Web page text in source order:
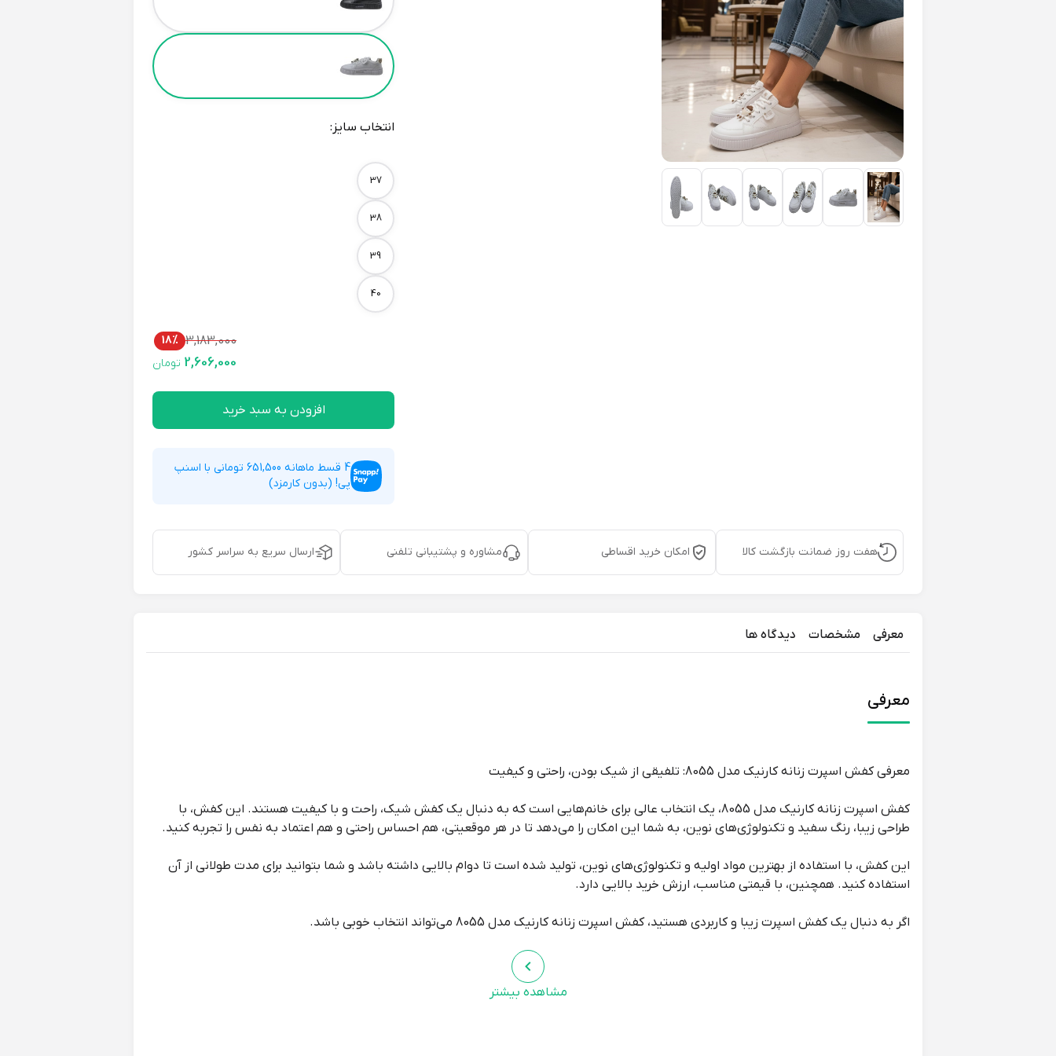
انتخاب سایز:
Size
37
38
39
40
3,183,000
18%
2,606,000 تومان
افزودن به سبد خرید
4 قسط ماهانه 651,500 تومانی با اسنپ
پی! (بدون کارمزد)
هفت روز ضمانت بازگشت کالا امکان خرید اقساطی مشاوره و پشتیبانی تلفنی ارسال سریع به سراسر کشور
معرفی مشخصات دیدگاه ها
معرفی
معرفی کفش اسپرت زنانه کارنیک مدل 8055: تلفیقی از شیک بودن، راحتی و کیفیت
کفش اسپرت زنانه کارنیک مدل 8055، یک انتخاب عالی برای خانم‌هایی است که به دنبال یک کفش شیک، راحت و با کیفیت هستند. این کفش، با
طراحی زیبا، رنگ سفید و تکنولوژی‌های نوین، به شما این امکان را می‌دهد تا در هر موقعیتی، هم احساس راحتی و هم اعتماد به نفس را تجربه کنید.
این کفش، با استفاده از بهترین مواد اولیه و تکنولوژی‌های نوین، تولید شده است تا دوام بالایی داشته باشد و شما بتوانید برای مدت طولانی از آن
استفاده کنید. همچنین، با قیمتی مناسب، ارزش خرید بالایی دارد.
اگر به دنبال یک کفش اسپرت زیبا و کاربردی هستید، کفش اسپرت زنانه کارنیک مدل 8055 می‌تواند انتخاب خوبی باشد.
مشاهده بیشتر